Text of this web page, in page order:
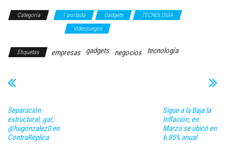
Categoría 1 portada Gadgets
TECNOLOGÍA
Videojuegos
Etiquetas empresas gadgets negocios tecnología
Separación
estructural, ¡ya!;
@hugonzalez0 en
ContraRéplica
Sigue a la Baja la
Inflación; en
Marzo se ubicó en
6.85% anual